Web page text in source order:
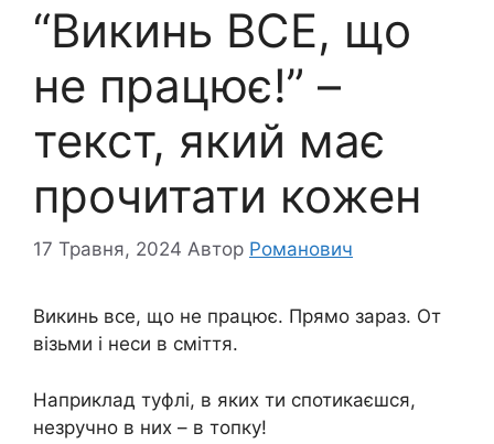
“Викинь ВСЕ, що
не працює!” –
текст, який має
прочитати кожен
17 Травня, 2024 Автор Романович
Викинь все, що не працює. Прямо зараз. От
візьми і неси в сміття.
Наприклад туфлі, в яких ти спотикаєшся,
незручно в них – в топку!